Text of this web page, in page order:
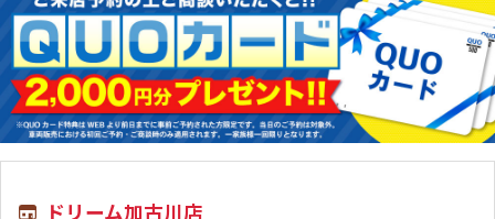
ドリーム加古川店